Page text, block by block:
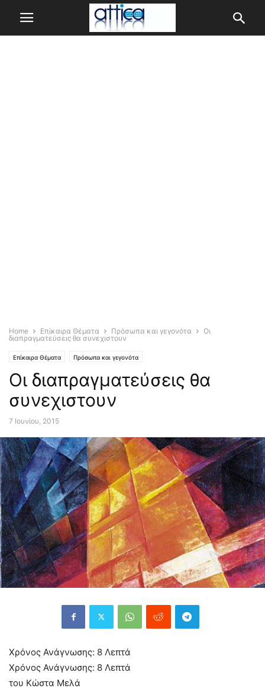
Home Επίκαιρα Θέματα Πρόσωπα και γεγονότα
Οι
διαπραγματεύσεις θα συνεχιστουν
Επίκαιρα Θέματα Πρόσωπα και γεγονότα
Οι διαπραγματεύσεις θα
συνεχιστουν
7 Ιουνίου, 2015
Χρόνος Ανάγνωσης: 8 Λεπτά
Χρόνος Ανάγνωσης: 8 Λεπτά
του Κώστα Μελά